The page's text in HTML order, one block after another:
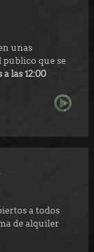
unas
público que se
las 12:00
a todos
de alquiler